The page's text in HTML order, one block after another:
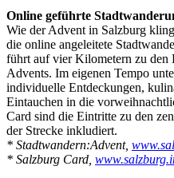
Online geführte
Wie der Advent in Salzburg
die online angeleitete
führt auf vier Kilometern zu den
Advents. Im eigenen Tempo
individuelle Entdeckungen,
Eintauchen in die
Card sind die Eintritte zu den
der Strecke inkludiert.
* Stadtwandern:Advent,
* Salzburg Card,